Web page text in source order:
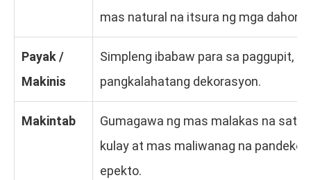
mas natural na itsura ng mga dahon.
Payak /
Makinis
Simpleng ibabaw para sa paggupit,
pangkalahatang dekorasyon.
Makintab
Gumagawa ng mas malakas na
kulay at mas maliwanag na
epekto.